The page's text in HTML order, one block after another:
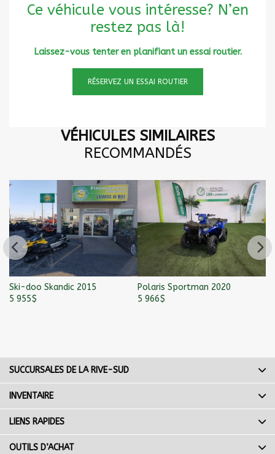
Ce véhicule vous intéresse? N’en
restez pas là!
Laissez-vous tenter en planifiant un essai routier.
RÉSERVEZ UN ESSAI ROUTIER
VÉHICULES SIMILAIRES
RECOMMANDÉS
Ski-doo Skandic 2015
5 955$
Polaris Sportman 2020
5 966$
SUCCURSALES DE LA RIVE-SUD
INVENTAIRE
LIENS RAPIDES
OUTILS D’ACHAT